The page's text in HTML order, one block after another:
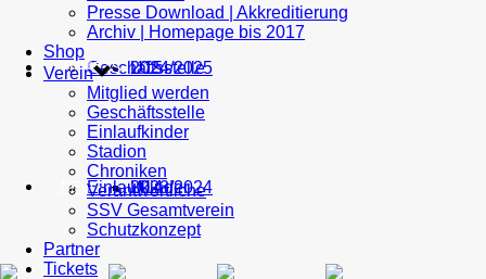
U15
U14
2024/2025
2023/2024
Geschäftsstelle
Einlaufkinder
TICKETS
NEWS
Presse Download | Akkreditierung
Archiv | Homepage bis 2017
Shop
Verein
Mitglied werden
Geschäftsstelle
Einlaufkinder
Stadion
Chroniken
Verantwortliche
SSV Gesamtverein
Schutzkonzept
Partner
Tickets